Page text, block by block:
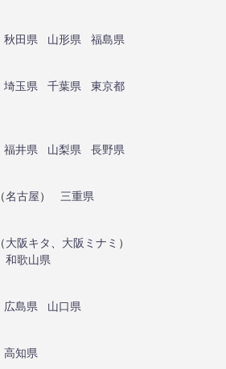
秋田県 山形県
福島県
埼玉県 千葉県
東京都
福井県 山梨県
長野県
（名古屋）
三重県
（大阪キタ 大阪ミナミ ）
和歌山県
広島県
山口県
高知県